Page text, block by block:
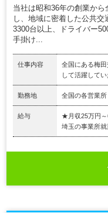
当社は昭和36年の創業か
し、地域に密着した公共
3300台以上、ドライバー
手掛け...
仕事内容
全国にある梅
して活躍して
勤務地 全国の各営業所
給与
★月収25万円～
埼玉の事業所就